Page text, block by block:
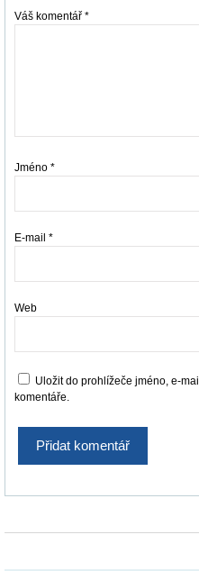
Váš komentář *
Jméno *
E-mail *
Web
Uložit do prohlížeče jméno, e-
komentáře.